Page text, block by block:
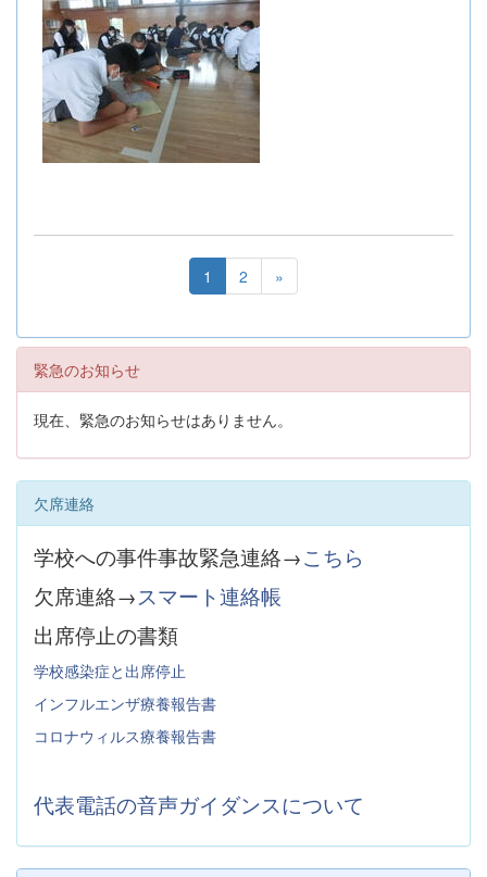
1 2 »
緊急のお知らせ
現在、緊急のお知らせはありません。
欠席連絡
学校への事件事故緊急連絡→こちら
欠席連絡→スマート連絡帳
出席停止の書類
学校感染症と出席停止
インフルエンザ療養報告書
コロナウィルス療養報告書
代表電話の音声ガイダンスについて